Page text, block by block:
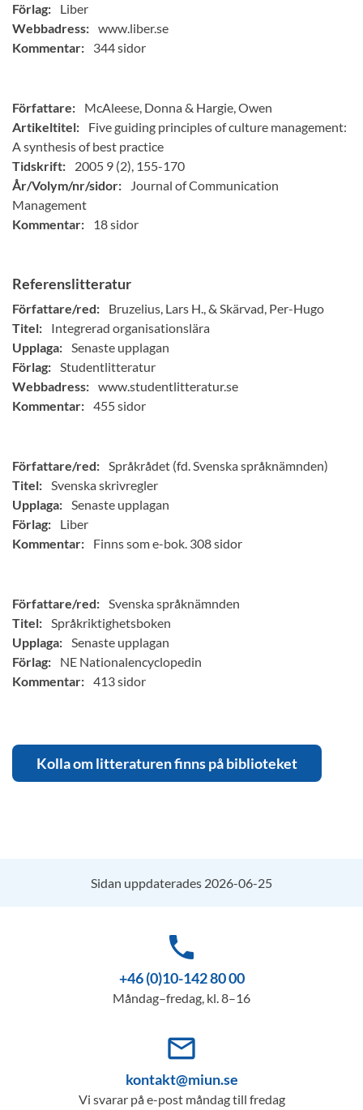
Förlag:
Liber
Webbadress: www.liber.se
Kommentar:
344 sidor
Författare:
McAleese, Donna & Hargie, Owen
Artikeltitel:
Five guiding principles of culture management:
A synthesis of best practice
Tidskrift:
2005 9 (2), 155-170
År/Volym/nr/sidor:
Journal of Communication
Management
Kommentar:
18 sidor
Referenslitteratur
Författare/red:
Bruzelius, Lars H., & Skärvad, Per-Hugo
Titel:
Integrerad organisationslära
Upplaga: Senaste upplagan
Förlag: Studentlitteratur
Webbadress: www.studentlitteratur.se
Kommentar: 455 sidor
Författare/red: Språkrådet (fd. Svenska språknämnden)
Titel: Svenska skrivregler
Upplaga: Senaste upplagan
Förlag:
Liber
Kommentar:
Finns som e-bok. 308 sidor
Författare/red: Svenska språknämnden
Titel: Språkriktighetsboken
Upplaga: Senaste upplagan
Förlag:
NE Nationalencyclopedin
Kommentar: 413 sidor
Kolla om litteraturen finns på biblioteket
Sidan uppdaterades 2026-06-25
phone
+46 (0)10-142 80 00
Måndag–fredag, kl. 8–16
mail_outline
kontakt@miun.se
Vi svarar på e-post måndag till fredag